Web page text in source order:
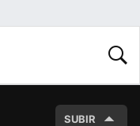
SUBIR